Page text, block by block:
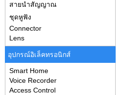
สายนำสัญญาณ
ชุดหูฟัง
Connector
Lens
อุปกรณ์อิเล็คทรอนิกส์
Smart Home
Voice Recorder
Access Control